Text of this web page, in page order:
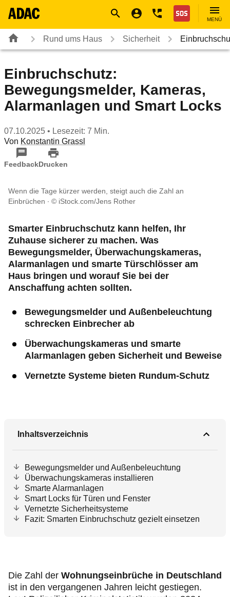
Nothilfe
MENÜ
Rund ums Haus Sicherheit
Einbruchschutz:
Bewegungsmelder, Kameras,
Alarmanlagen und Smart Locks
07.10.2025 • Lesezeit: 7 Min.
Von Konstantin Grassl
FeedbackDrucken
Wenn die Tage kürzer werden, steigt auch die Zahl an
Einbrüchen
© iStock.com/Jens Rother
Smarter Einbruchschutz kann helfen, Ihr
Zuhause sicherer zu machen. Was
Bewegungsmelder, Überwachungskameras,
Alarmanlagen und smarte Türschlösser am
Haus bringen und worauf Sie bei der
Anschaffung achten sollten.
Bewegungsmelder und Außenbeleuchtung
schrecken Einbrecher ab
Überwachungskameras und smarte
Alarmanlagen geben Sicherheit und Beweise
Vernetzte Systeme bieten Rundum-Schutz
Inhaltsverzeichnis
Bewegungsmelder und Außenbeleuchtung
Überwachungskameras installieren
Smarte Alarmanlagen
Smart Locks für Türen und Fenster
Vernetzte Sicherheitsysteme
Fazit: Smarten Einbruchschutz gezielt einsetzen
Die Zahl der Wohnungseinbrüche in Deutschland
ist in den vergangenen Jahren leicht gestiegen.